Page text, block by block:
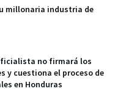
millonaria industria de
no firmará los
y cuestiona el proceso de
en Honduras